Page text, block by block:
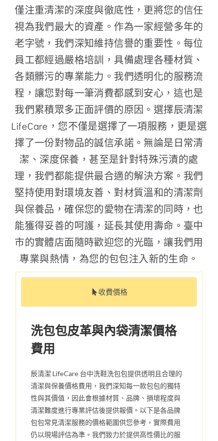
僅注重清潔的深度與徹底性，更將您的信任
視為我們最大的資產。作為一家經營多年的
老字號，我們深知維持信譽的重要性。每位
員工都經過嚴格培訓，具備處理各種材質、
各類髒污的專業能力。我們透明化的服務流
程，讓您對每一筆消費都感到安心，這也是
我們累積眾多正面評價的原因。選擇辰清潔
LifeCare，您不僅是選擇了一項服務，更是選
擇了一份對物品的誠信承諾。無論是日常清
潔、深度保養，甚至是針對特殊污漬的處
理，我們都能提供最合適的解決方案。我們
堅持使用對環境友善、對材質溫和的清潔劑
與保養品，確保您的愛物在清潔的同時，也
能獲得妥善的呵護，延長其使用壽命。臺中
市的實體店面隨時歡迎您的光臨，讓我們用
專業與熱情，為您的包包注入新的生命。
收費價格
洗包包皮革與內袋清潔價格
費用
辰清潔 LifeCare 台中洗鞋洗包包提供透明且合理的
清潔與保養價格費用，我們深知每一款包包的獨特
性與其價值，因此會根據材質、品牌、損壞程度與
清潔難度進行專業評估後提供報價。以下是各品牌
包包常見清潔服務的價格範圍供您參考，實際費用
仍以現場評估為準。我們致力於提供高性價比的服